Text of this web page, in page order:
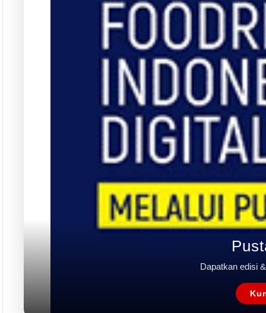
Dapatkan edisi